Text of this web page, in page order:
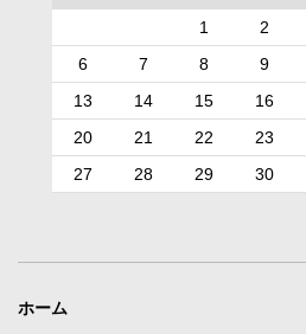
1 2
6
7 8 9
13
14 15 16
20
21 22 23
27
28 29 30
ホーム